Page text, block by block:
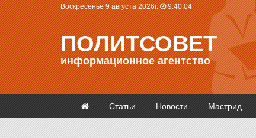
Воскресенье 9 августа 2026г. 9:40:05
ПОЛИТСОВЕТ
информационное агентство
Статьи Новости Мастрид